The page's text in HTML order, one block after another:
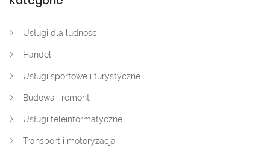
Usługi dla ludności
Handel
Usługi sportowe i turystyczne
Budowa i remont
Usługi teleinformatyczne
Transport i motoryzacja